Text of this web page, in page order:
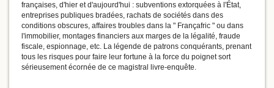
françaises, d'hier et d'aujourd'hui : subventions extorquées à l'État,
entreprises publiques bradées, rachats de sociétés dans des
conditions obscures, affaires troubles dans la " Françafric " ou dans
l'immobilier, montages financiers aux marges de la légalité, fraude
fiscale, espionnage, etc. La légende de patrons conquérants, prenant
tous les risques pour faire leur fortune à la force du poignet sort
sérieusement écornée de ce magistral livre-enquête.